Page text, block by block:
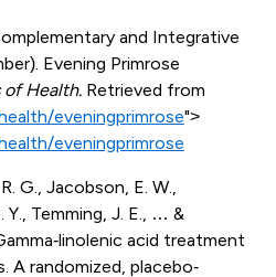
and Integrative
Evening Primrose
Health.Retrieved from
eveningprimrose">
eveningprimrose
G., Jacobson, E. W.,
Y., Temming, J. E., … &
acid treatment
A randomized, placebo‐